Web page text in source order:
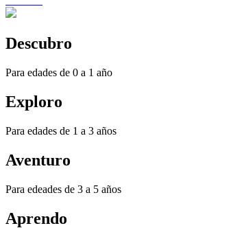
Descubro
Para edades de 0 a 1 año
Exploro
Para edades de 1 a 3 años
Aventuro
Para edeades de 3 a 5 años
Aprendo